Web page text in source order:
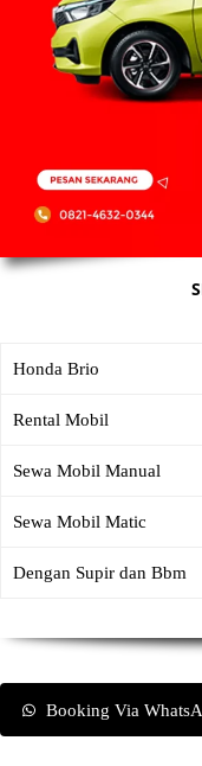
Honda Brio
Rental Mobil
Sewa Mobil Manual
Sewa Mobil Matic
Dengan Supir dan Bbm
Booking Via